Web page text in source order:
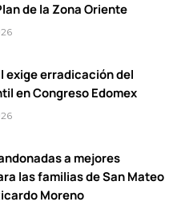
de la Zona Oriente
exige erradicación del
en Congreso Edomex
a mejores
las familias de San Mateo
Moreno